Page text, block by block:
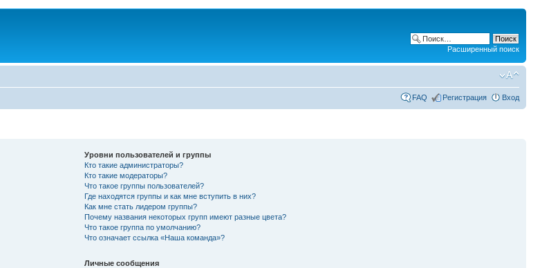
Расширенный поиск
FAQ Регистрация Вход
Уровни пользователей и группы
Кто такие администраторы?
Кто такие модераторы?
Что такое группы пользователей?
Где находятся группы и как мне вступить в них?
Как мне стать лидером группы?
Почему названия некоторых групп имеют разные цвета?
Что такое группа по умолчанию?
Что означает ссылка «Наша команда»?
Личные сообщения